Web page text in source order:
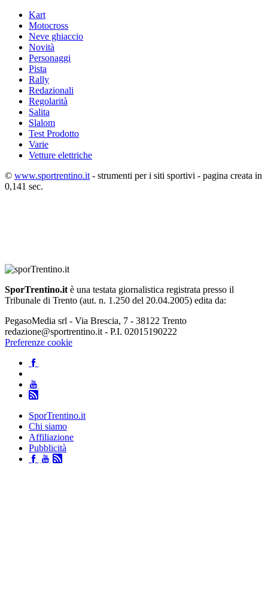
Kart
Motocross
Neve ghiaccio
Novità
Personaggi
Pista
Rally
Redazionali
Regolarità
Salita
Slalom
Test Prodotto
Varie
Vetture elettriche
© www.sportrentino.it - strumenti per i siti sportivi - pagina creata in
0,141 sec.
SporTrentino.it è una testata giornalistica registrata presso il
Tribunale di Trento (aut. n. 1.250 del 20.04.2005) edita da:
PegasoMedia srl - Via Brescia, 7 - 38122 Trento
redazione@sportrentino.it - P.I. 02015190222
Preferenze cookie
SporTrentino.it
Chi siamo
Affiliazione
Pubblicità